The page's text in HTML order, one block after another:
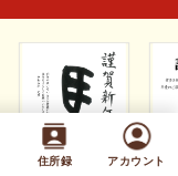
住所録 アカウント